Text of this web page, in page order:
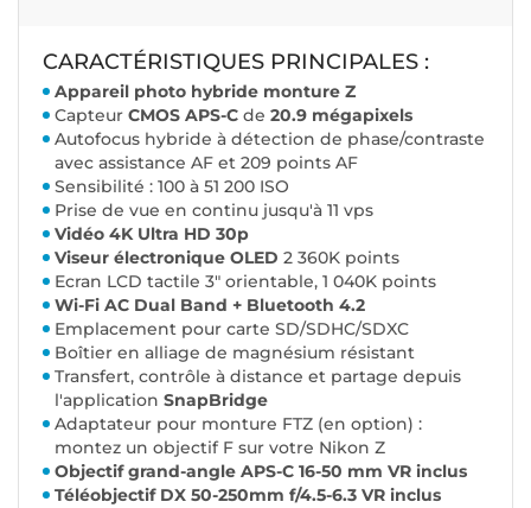
CARACTÉRISTIQUES PRINCIPALES :
Appareil photo hybride monture Z
Capteur CMOS APS-C de 20.9 mégapixels
Autofocus hybride à détection de phase/contraste
avec assistance AF et 209 points AF
Sensibilité : 100 à 51 200 ISO
Prise de vue en continu jusqu'à 11 vps
Vidéo 4K Ultra HD 30p
Viseur électronique OLED 2 360K points
Ecran LCD tactile 3" orientable, 1 040K points
Wi-Fi AC Dual Band + Bluetooth 4.2
Emplacement pour carte SD/SDHC/SDXC
Boîtier en alliage de magnésium résistant
Transfert, contrôle à distance et partage depuis
l'application SnapBridge
Adaptateur pour monture FTZ (en option) :
montez un objectif F sur votre Nikon Z
Objectif grand-angle APS-C 16-50 mm VR inclus
Téléobjectif DX 50-250mm f/4.5-6.3 VR inclus